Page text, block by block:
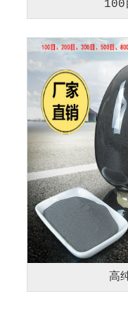
100
高